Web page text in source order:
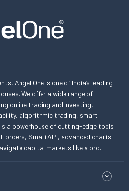
Angel One is one of India’s leading
We offer a wide range of
online trading and investing,
algorithmic trading, smart
a powerhouse of cutting-edge tools
orders, SmartAPI, advanced charts
capital markets like a pro.